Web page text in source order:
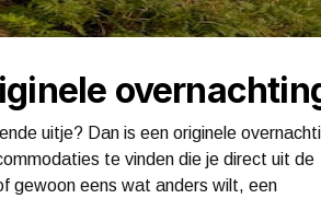
uitje? Dan is een originele
te vinden die je direct uit de
gewoon eens wat anders wilt, een